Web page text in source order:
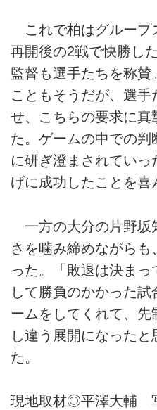
これで柏はグループ
再開後の2戦で快勝し
監督も選手たちを称賛
こともそうだが、選
せ、こちらの要求に真
た。ゲームの中での判
に研ぎ澄まされてい
げに成功したことを喜
一方の大分の片野坂
さを噛み締めながら
った。「敗退は決まっ
して勝負のかかった
ームをしてくれて、
し違う展開になった
た。
現地取材◎平澤大輔